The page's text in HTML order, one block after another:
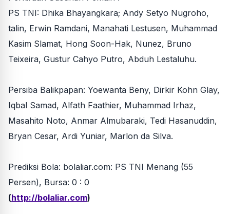
PS TNI: Dhika Bhayangkara; Andy Setyo Nugroho,
talin, Erwin Ramdani, Manahati Lestusen, Muhammad
Kasim Slamat, Hong Soon-Hak, Nunez, Bruno
Teixeira, Gustur Cahyo Putro, Abduh Lestaluhu.
Persiba Balikpapan: Yoewanta Beny, Dirkir Kohn Glay,
Iqbal Samad, Alfath Faathier, Muhammad Irhaz,
Masahito Noto, Anmar Almubaraki, Tedi Hasanuddin,
Bryan Cesar, Ardi Yuniar, Marlon da Silva.
Prediksi Bola: bolaliar.com: PS TNI Menang (55
Persen), Bursa: 0 : 0
(http://bolaliar.com)